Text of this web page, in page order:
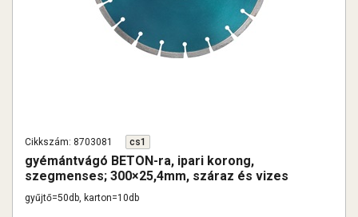
Cikkszám: 8703081 cs1
gyémántvágó BETON-ra, ipari korong,
szegmenses; 300×25,4mm, száraz és vizes
vágásra
gyűjtő=50db, karton=10db